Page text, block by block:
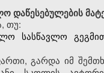
დაწესებულების
თუ:
სასწავლო
, გარდა იმ